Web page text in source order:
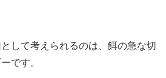
して考えられるのは、餌の急な切
です。